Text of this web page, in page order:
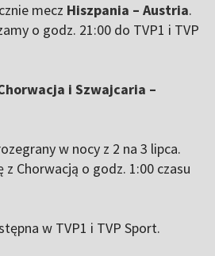
mecz Hiszpania – Austria.
o godz. 21:00 do TVP1 i TVP
i Szwajcaria –
w nocy z 2 na 3 lipca.
Chorwacją o godz. 1:00 czasu
w TVP1 i TVP Sport.